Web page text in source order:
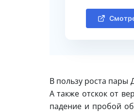
В пользу роста пары
А также отскок от
падение и пробой